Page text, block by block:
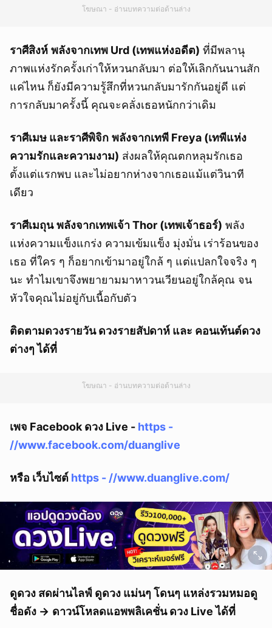
โฆษณา - อ่านบทความต่อด้านล่าง
ราศีสิงห์ พลังจากเทพ Urd (เทพแห่งอดีต) ที่มีพลานุ
ภาพแห่งรักครั้งเก่าให้หวนกลับมา ต่อให้เลิกกันนานสัก
แค่ไหน ก็ยังมีความรู้สึกที่หวนกลับมารักกันอยู่ดี แต่
การกลับมาครั้งนี้ คุณจะคลั่งเธอหนักกว่าเดิม
ราศีเมษ และราศีพิจิก พลังจากเทพี Freya (เทพีแห่ง
ความรักและความงาม) ส่งผลให้คุณตกหลุมรักเธอ
ตั้งแต่แรกพบ และไม่อยากห่างจากเธอแม้แต่วินาที
เดียว
ราศีเมถุน พลังจากเทพเจ้า Thor (เทพเจ้าธอร์) พลัง
แห่งความแข็งแกร่ง ความเข้มแข็ง มุ่งมั่น เร่าร้อนของ
เธอ ที่ใคร ๆ ก็อยากเข้ามาอยู่ใกล้ ๆ แต่แปลกใจจริง ๆ
นะ ทำไมเขาจึงพยายามมาหาวนเวียนอยู่ใกล้คุณ จน
หัวใจคุณไม่อยู่กับเนื้อกับตัว
ติดตามดวงรายวัน ดวงรายสัปดาห์ และ คอนเท้นต์ดวง
ต่างๆ ได้ที่
โฆษณา - อ่านบทความต่อด้านล่าง
เพจ Facebook ดวง Live - https -
//www.facebook.com/duanglive
หรือ เว็บไซต์ https - //www.duanglive.com/
ดูดวง สดผ่านไลฟ์ ดูดวง แม่นๆ โดนๆ แหล่งรวมหมอดู
ชื่อดัง -> ดาวน์โหลดแอพพลิเคชั่น ดวง Live ได้ที่